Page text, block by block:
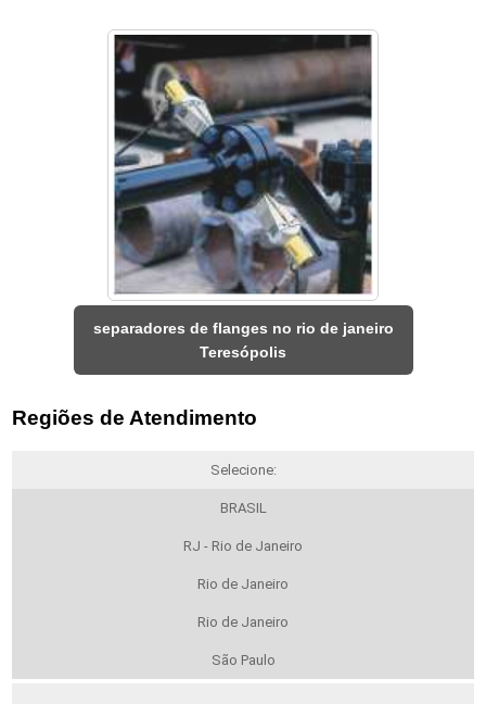
separadores de flanges no rio de janeiro
Teresópolis
Regiões de Atendimento
Selecione:
BRASIL
RJ - Rio de Janeiro
Rio de Janeiro
Rio de Janeiro
São Paulo